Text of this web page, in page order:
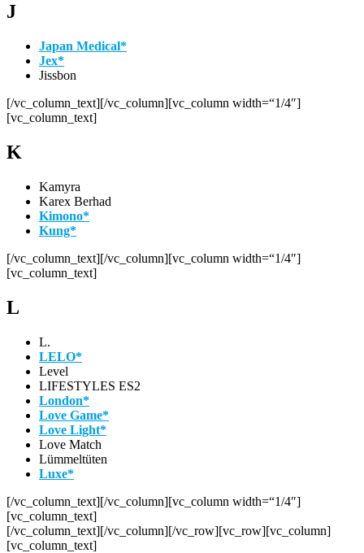
J
Japan Medical*
Jex*
Jissbon
[/vc_column_text][/vc_column][vc_column width=“1/4″]
[vc_column_text]
K
Kamyra
Karex Berhad
Kimono*
Kung*
[/vc_column_text][/vc_column][vc_column width=“1/4″]
[vc_column_text]
L
L.
LELO*
Level
LIFESTYLES ES2
London*
Love Game*
Love Light*
Love Match
Lümmeltüten
Luxe*
[/vc_column_text][/vc_column][vc_column width=“1/4″]
[vc_column_text]
[/vc_column_text][/vc_column][/vc_row][vc_row][vc_column]
[vc_column_text]